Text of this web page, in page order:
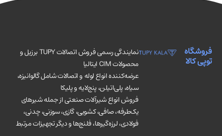
فروشگاه
توپی کالا
نمایندگی رسمی فروش اتصالات TUPY برزیل و
محصولات CIM ایتالیا
عرضه‌کننده انواع لوله و اتصالات شامل گالوانیزه،
سیاه، پلی‌اتیلن، پنج‌لایه و پلیکا
فروش انواع شیرآلات صنعتی از جمله شیرهای
یک‌طرفه، صافی، کشویی، گازی، سوزنی، چدنی،
فولادی، لرزه‌گیرها، فلنج‌ها و دیگر تجهیزات مرتبط